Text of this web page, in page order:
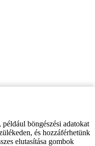
böngészési adatokat
és hozzáférhetünk
elutasítása gombok